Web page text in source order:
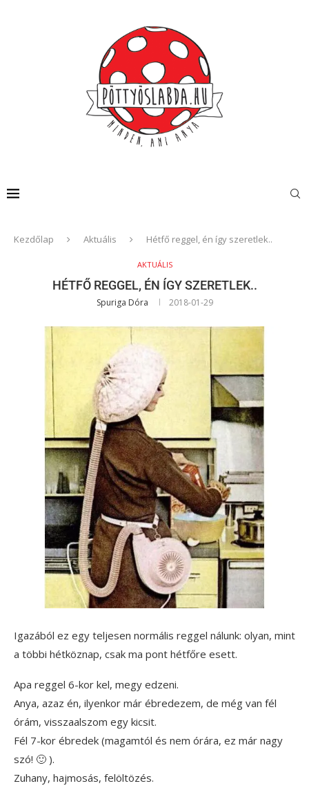
Kezdőlap Aktuális Hétfő reggel, én így szeretlek..
AKTUÁLIS
HÉTFŐ REGGEL, ÉN ÍGY SZERETLEK..
Spuriga Dóra 2018-01-29
Igazából ez egy teljesen normális reggel nálunk: olyan, mint
a többi hétköznap, csak ma pont hétfőre esett.
Apa reggel 6-kor kel, megy edzeni.
Anya, azaz én, ilyenkor már ébredezem, de még van fél
órám, visszaalszom egy kicsit.
Fél 7-kor ébredek (magamtól és nem órára, ez már nagy
szó! 🙂 ).
Zuhany, hajmosás, felöltözés.